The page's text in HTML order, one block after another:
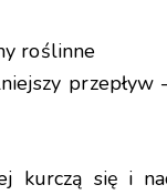
roślinne
przepływ
kurczą się i